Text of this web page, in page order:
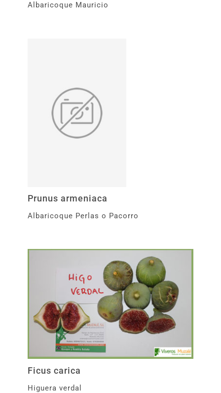
Albaricoque Mauricio
Prunus armeniaca
Albaricoque Perlas o Pacorro
Ficus carica
Higuera verdal